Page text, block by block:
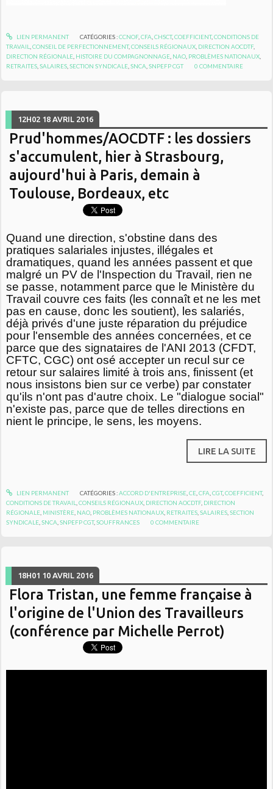
LIEN PERMANENT CATÉGORIES :CCNOF, CFA CHSCT,COEFFICIENT,CONDITIONS DE
TRAVAIL ,CONSEIL DE PERFECTIONNEMENT,CONSEILS RÉGIONAUX DIRECTION AOCDTF,
DIRECTION RÉGIONALE HISTOIRE DU COMPAGNONNAGE NAO PROBLÈMES NATIONAUX
RETRAITES ,SALAIRES ,SECTION SYNDICALE ,SNCA ,SNPEFP CGT 0 COMMENTAIRE
12H02 18 AVRIL 2016
Prud'hommes/AOCDTF : les dossiers
s'accumulent, hier à Strasbourg,
aujourd'hui à Paris, demain à
Toulouse, Bordeaux, etc
Quand une direction, s'obstine dans des
pratiques salariales injustes, illégales et
dramatiques, quand les années passent et que
malgré un PV de l'Inspection du Travail, rien ne
se passe, notamment parce que le Ministère du
Travail couvre ces faits (les connaît et ne les met
pas en cause, donc les soutient), les salariés,
déjà privés d'une juste réparation du préjudice
pour l'ensemble des années concernées, et ce
parce que des signataires de l'ANI 2013 (CFDT,
CFTC, CGC) ont osé accepter un recul sur ce
retour sur salaires limité à trois ans, finissent (et
nous insistons bien sur ce verbe) par constater
qu'ils n'ont pas d'autre choix. Le "dialogue social"
n'existe pas, parce que de telles directions en
nient le principe, le sens, les moyens.
LIRE LA SUITE
LIEN PERMANENT CATÉGORIES :ACCORD D'ENTREPRISE, CE, CFA CGT,COEFFICIENT,
CONDITIONS DE TRAVAIL ,CONSEILS RÉGIONAUX DIRECTION AOCDTF, DIRECTION
RÉGIONALE MINISTÈRE NAO PROBLÈMES NATIONAUX RETRAITES ,SALAIRES ,SECTION
SYNDICALE ,SNCA ,SNPEFP CGT,SOUFFRANCES 0 COMMENTAIRE
18H01 10 AVRIL 2016
Flora Tristan, une femme française à
l'origine de l'Union des Travailleurs
(conférence par Michelle Perrot)